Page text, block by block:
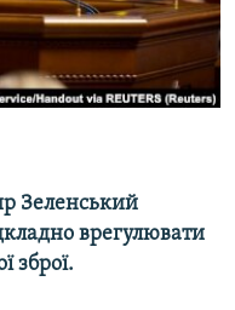
Зеленський
врегулювати
зброї.